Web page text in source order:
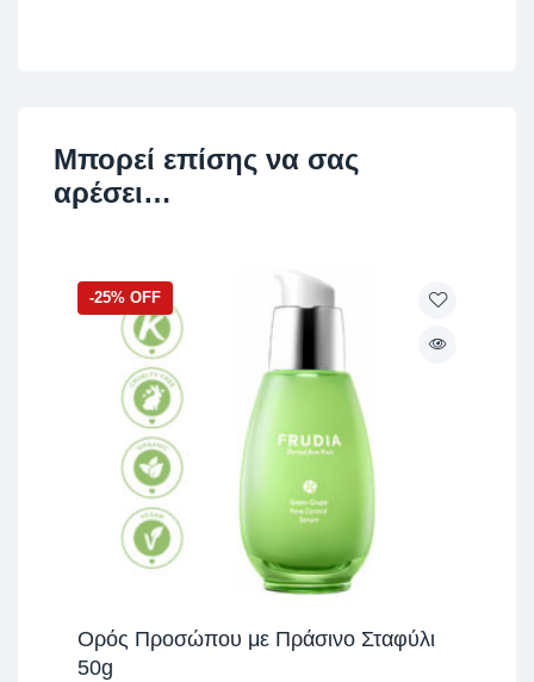
Μπορεί επίσης να σας
αρέσει…
-25% OFF
Ορός Προσώπου με Πράσινο Σταφύλι
50g